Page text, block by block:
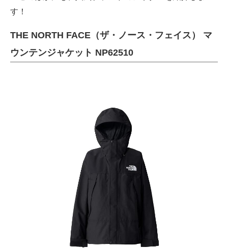
す！
THE NORTH FACE（ザ・ノース・フェイス） マ
ウンテンジャケット NP62510